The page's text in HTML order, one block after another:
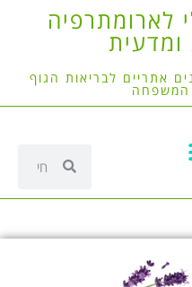
לארומתרפיה
אתריים לבריאות הגוף
המשפחה